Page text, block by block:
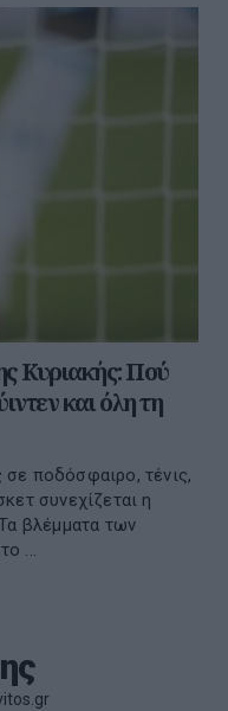
Κυριακής: Πού
και όλη τη
ποδόσφαιρο, τένις,
συνεχίζεται η
βλέμματα των
...